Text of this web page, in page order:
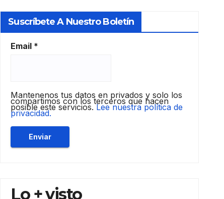
Suscríbete A Nuestro Boletín
Email *
Mantenenos tus datos en privados y solo los
compartimos con los terceros que hacen
posible este servicios.Lee nuestra política de
privacidad.
Lo + visto